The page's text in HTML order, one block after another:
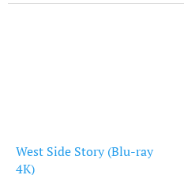
West Side Story (Blu-ray
4K)